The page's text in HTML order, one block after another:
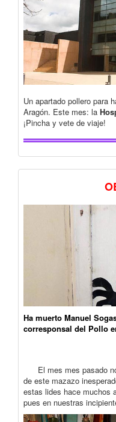
Un apartado pollero para
Aragón. Este mes: la
¡Pincha y vete de viaje!
Ha muerto Manuel
corresponsal del Pollo
El mes mes pasado
de este mazazo
estas lides hace muchos
pues en nuestras